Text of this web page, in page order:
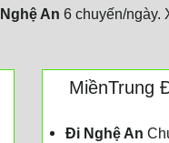
Nghệ An 6 chuyến/ngày.
MiềnTrung
Đi Nghệ An